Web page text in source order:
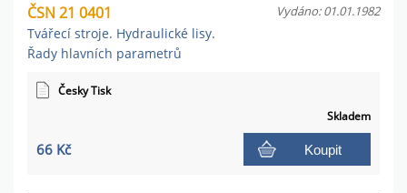
ČSN 21 0401
Tvářecí stroje. Hydraulické lisy.
Řady hlavních parametrů
Vydáno: 01.01.1982
Česky Tisk
Skladem
66 Kč Koupit